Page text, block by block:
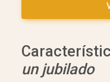
un jubilado